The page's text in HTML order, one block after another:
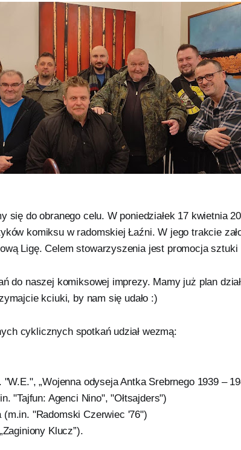
się do obranego celu. W poniedziałek 17 kwietnia
komiksu w radomskiej Łaźni. W jego trakcie
Ligę. Celem stowarzyszenia jest promocja
do naszej komiksowej imprezy. Mamy już plan
kciuki, by nam się udało :)
cyklicznych spotkań udział wezmą:
„Wojenna odyseja Antka Srebrnego 1939 –
"Tajfun: Agenci Nino", "Ołtsajders")
(m.in. "Radomski Czerwiec '76")
Klucz”).